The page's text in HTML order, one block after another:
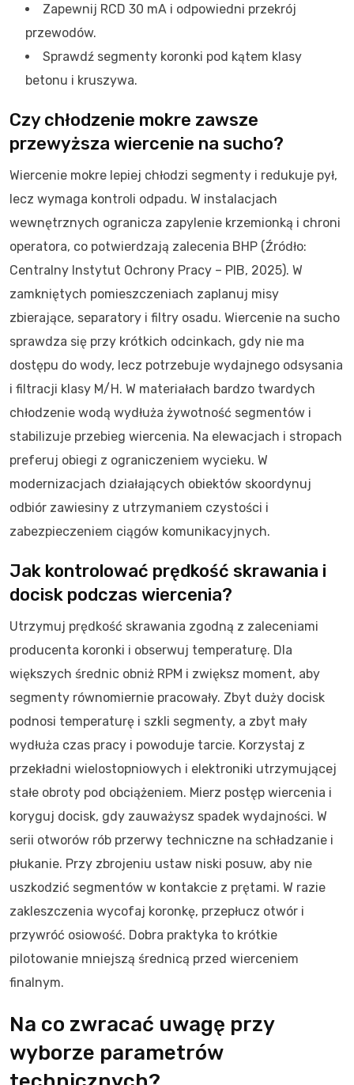
Zapewnij RCD 30 mA i odpowiedni przekrój
przewodów.
Sprawdź segmenty koronki pod kątem klasy
betonu i kruszywa.
Czy chłodzenie mokre zawsze
przewyższa wiercenie na sucho?
Wiercenie mokre lepiej chłodzi segmenty i redukuje pył,
lecz wymaga kontroli odpadu. W instalacjach
wewnętrznych ogranicza zapylenie krzemionką i chroni
operatora, co potwierdzają zalecenia BHP (Źródło:
Centralny Instytut Ochrony Pracy – PIB, 2025). W
zamkniętych pomieszczeniach zaplanuj misy
zbierające, separatory i filtry osadu. Wiercenie na sucho
sprawdza się przy krótkich odcinkach, gdy nie ma
dostępu do wody, lecz potrzebuje wydajnego odsysania
i filtracji klasy M/H. W materiałach bardzo twardych
chłodzenie wodą wydłuża żywotność segmentów i
stabilizuje przebieg wiercenia. Na elewacjach i stropach
preferuj obiegi z ograniczeniem wycieku. W
modernizacjach działających obiektów skoordynuj
odbiór zawiesiny z utrzymaniem czystości i
zabezpieczeniem ciągów komunikacyjnych.
Jak kontrolować prędkość skrawania i
docisk podczas wiercenia?
Utrzymuj prędkość skrawania zgodną z zaleceniami
producenta koronki i obserwuj temperaturę. Dla
większych średnic obniż RPM i zwiększ moment, aby
segmenty równomiernie pracowały. Zbyt duży docisk
podnosi temperaturę i szkli segmenty, a zbyt mały
wydłuża czas pracy i powoduje tarcie. Korzystaj z
przekładni wielostopniowych i elektroniki utrzymującej
stałe obroty pod obciążeniem. Mierz postęp wiercenia i
koryguj docisk, gdy zauważysz spadek wydajności. W
serii otworów rób przerwy techniczne na schładzanie i
płukanie. Przy zbrojeniu ustaw niski posuw, aby nie
uszkodzić segmentów w kontakcie z prętami. W razie
zakleszczenia wycofaj koronkę, przepłucz otwór i
przywróć osiowość. Dobra praktyka to krótkie
pilotowanie mniejszą średnicą przed wierceniem
finalnym.
Na co zwracać uwagę przy
wyborze parametrów